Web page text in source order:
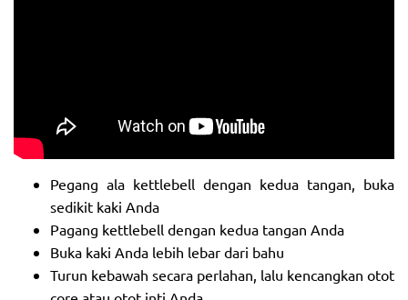
Pegang ala kettlebell dengan kedua tangan, buka
sedikit kaki Anda
Pagang kettlebell dengan kedua tangan Anda
Buka kaki Anda lebih lebar dari bahu
Turun kebawah secara perlahan, lalu kencangkan otot